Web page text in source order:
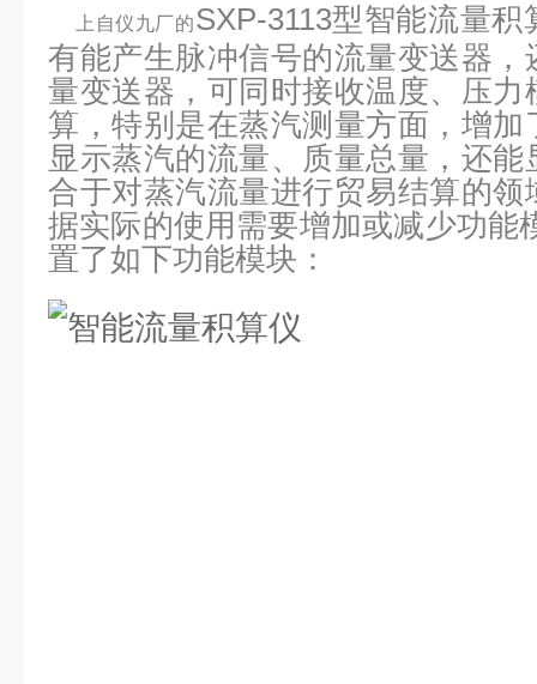
上自仪九厂的SXP-3113型智能流量
有能产生脉冲信号的流量变送器
量变送器，可同时接收温度、压
算，特别是在蒸汽测量方面，增
显示蒸汽的流量、质量总量，还
合于对蒸汽流量进行贸易结算的
据实际的使用需要增加或减少功能
置了如下功能模块：